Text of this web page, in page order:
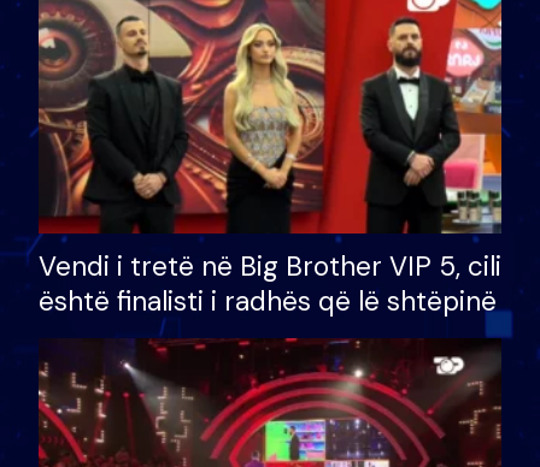
Vendi i tretë në Big Brother VIP 5, cili
është finalisti i radhës që lë shtëpinë